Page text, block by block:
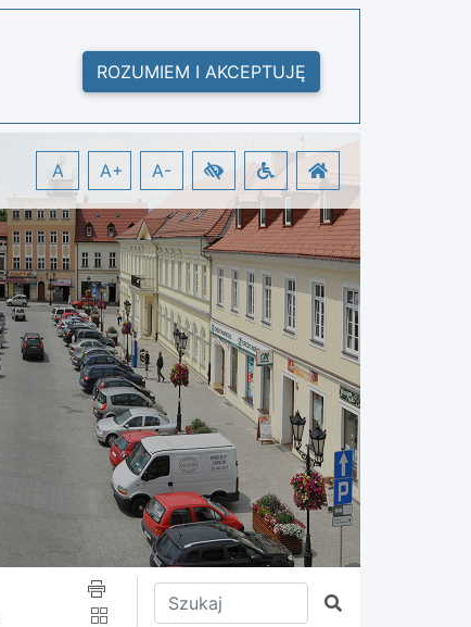
ROZUMIEM I AKCEPTUJĘ
A A+ A-
Wpisz tekst do wyszukania
Szukaj